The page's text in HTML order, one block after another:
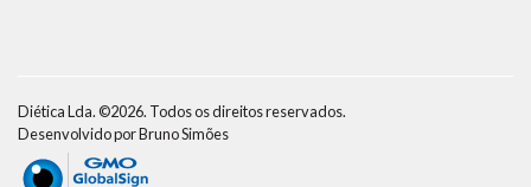
Diética Lda. ©2026. Todos os direitos reservados.
Desenvolvido porBruno Simões